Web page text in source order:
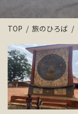
ツアー催行状況
旅のひろば
イベント
新着情報
会社情報
TOP 旅のひろば